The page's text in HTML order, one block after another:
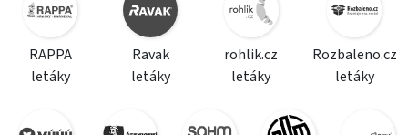
RAPPA
letáky
Ravak
letáky
rohlik.cz
letáky
Rozbaleno.cz
letáky